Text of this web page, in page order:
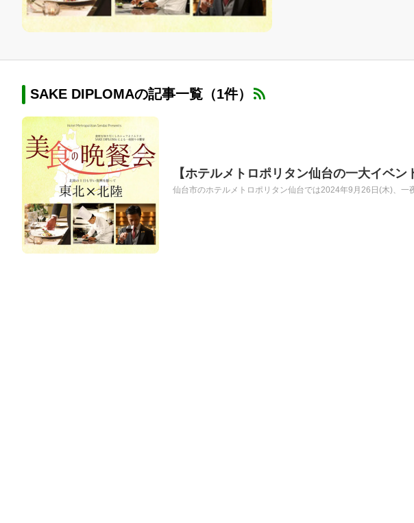
SAKE DIPLOMAの記事一覧（1件）
【ホテルメトロポリタン仙台の一大イベ
仙台市のホテルメトロポリタン仙台では2024年9月26日(木)、一